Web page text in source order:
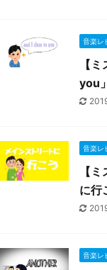
音楽レ
【
you
音楽レ
【
に行
音楽レ